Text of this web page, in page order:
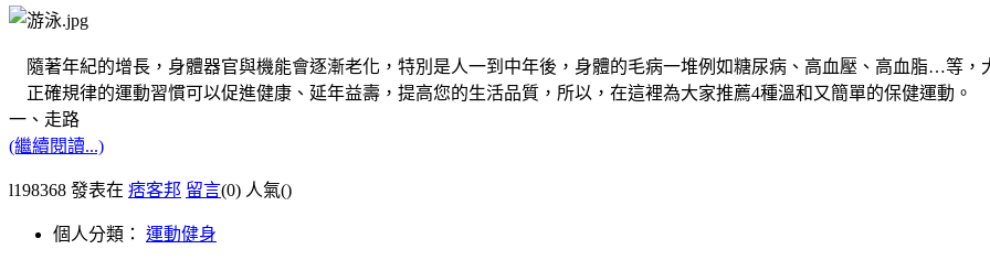
隨著年紀的增長，身體器官與機能會逐漸老化，特別是人一到中年後，身體的毛病一堆例如糖尿病、高血壓、高血脂…等，
正確規律的運動習慣可以促進健康、延年益壽，提高您的生活品質，所以，在這裡為大家推薦4種溫和又簡單的保健運動。
一、走路
(繼續閱讀...)
l198368 發表在 痞客邦 留言(0) 人氣()
個人分類： 運動健身